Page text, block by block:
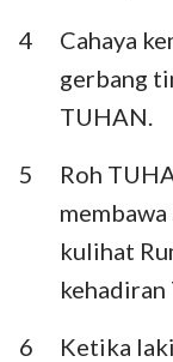
Maleakhi
4
Cahaya
gerbang
TUHAN.
5
Roh
kulihat
kehadiran
6
Ketika